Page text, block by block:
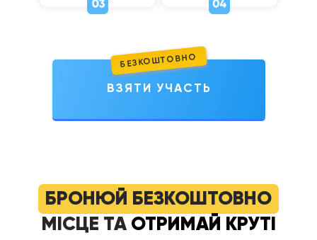
ВЗЯТИ УЧАСТЬ
БЕЗКОШТОВНО
БРОНЮЙ БЕЗКОШТОВНО
МІСЦЕ ТА ОТРИМАЙ
КРУТІ